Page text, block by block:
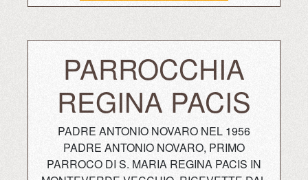
PARROCCHIA
REGINA PACIS
PADRE ANTONIO NOVARO NEL 1956
PADRE ANTONIO NOVARO, PRIMO
PARROCO DI S. MARIA REGINA PACIS IN